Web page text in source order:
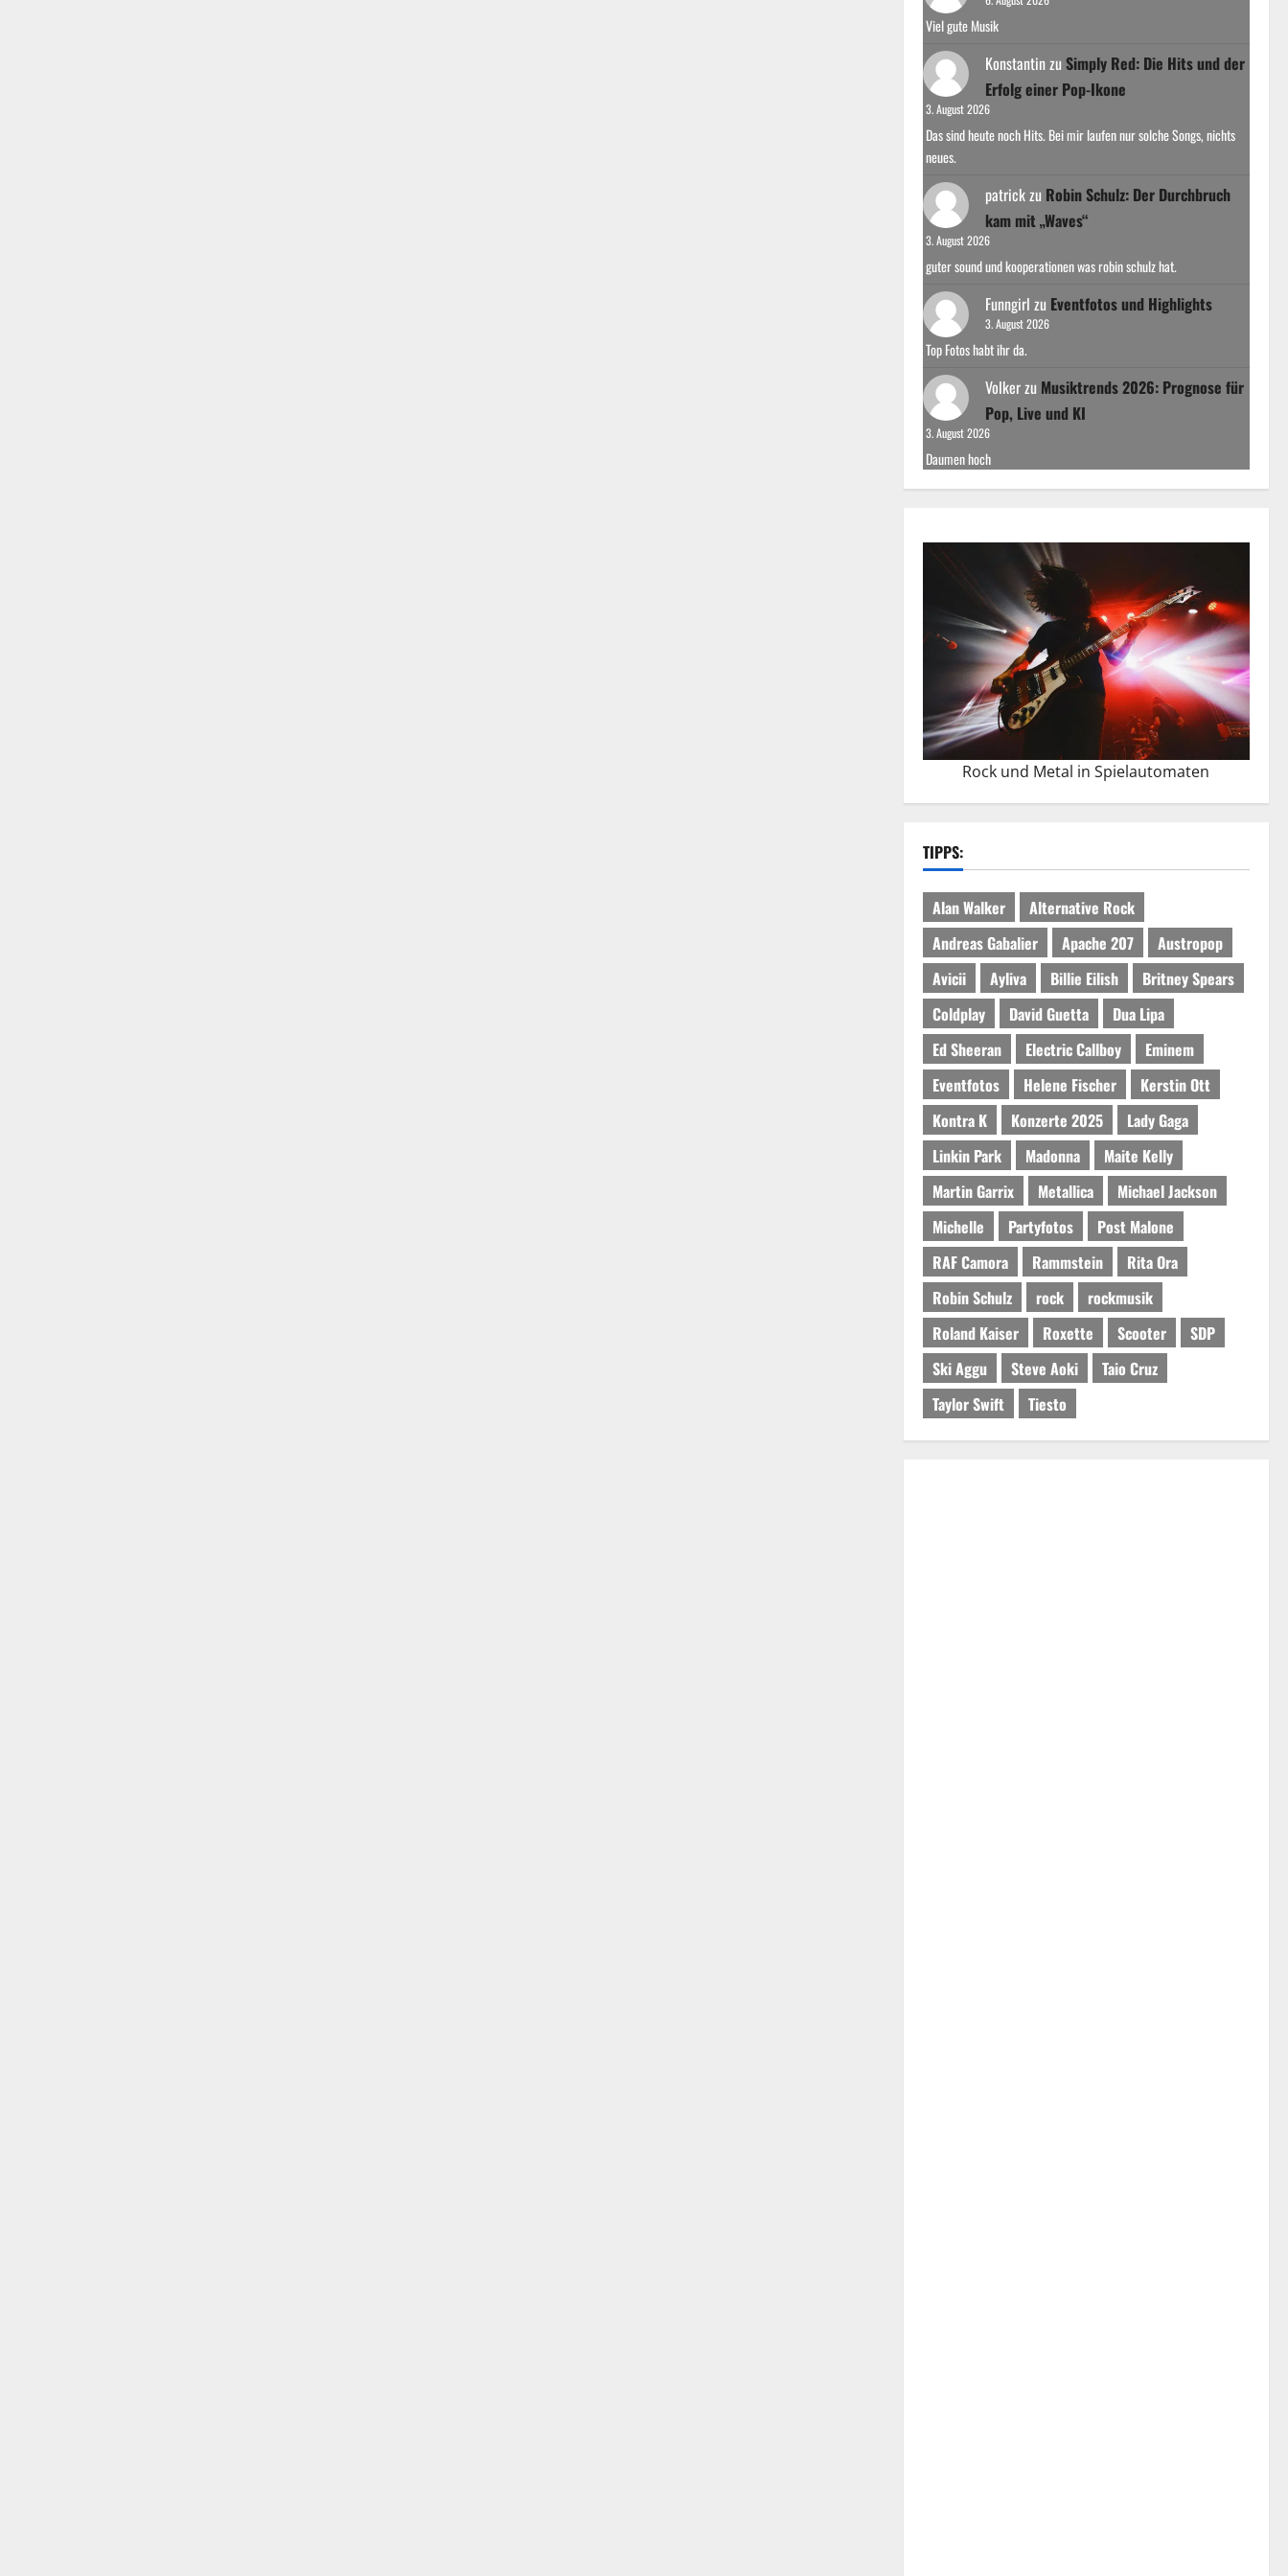
Viel gute Musik
Konstantinzu Simply Red: Die Hits und der
Erfolg einer Pop-Ikone
3. August 2026
Das sind heute noch Hits. Bei mir laufen nur solche Songs, nichts
neues.
patrickzu Robin Schulz: Der Durchbruch
kam mit „Waves“
3. August 2026
guter sound und kooperationen was robin schulz hat.
Funngirl zu Eventfotos und Highlights
3. August 2026
Top Fotos habt ihr da.
Volkerzu Musiktrends 2026: Prognose für
Pop, Live und KI
3. August 2026
Daumen hoch
Rock und Metal in Spielautomaten
TIPPS:
Alan Walker
Alternative Rock
Andreas Gabalier
Apache 207
Austropop
Avicii
Ayliva Billie Eilish
Britney Spears
Coldplay
David Guetta
Dua Lipa
Ed Sheeran
Electric Callboy
Eminem
Eventfotos
Helene Fischer
Kerstin Ott
Kontra K
Konzerte 2025
Lady Gaga
Linkin Park
Madonna
Maite Kelly
Martin Garrix
Metallica
Michael Jackson
Michelle
Partyfotos
Post Malone
RAF Camora
Rammstein
Rita Ora
Robin Schulz
rock
rockmusik
Roland Kaiser
Roxette Scooter
SDP
Ski Aggu
Steve Aoki
Taio Cruz
Taylor Swift
Tiesto